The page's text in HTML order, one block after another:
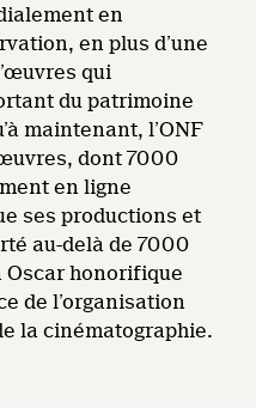
en
en plus d’une
qui
du patrimoine
maintenant, l’ONF
dont 7000
en ligne
ses productions et
au-delà de 7000
Oscar honorifique
de l’organisation
la cinématographie.